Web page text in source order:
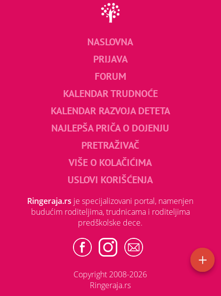
NASLOVNA
PRIJAVA
FORUM
KALENDAR TRUDNOĆE
KALENDAR RAZVOJA DETETA
NAJLEPŠA PRIČA O DOJENJU
PRETRAŽIVAČ
VIŠE O KOLAČIĆIMA
USLOVI KORIŠĆENJA
Ringeraja.rs je specijalizovani portal, namenjen
budućim roditeljima, trudnicama i roditeljima
predškolske dece.
Copyright 2008-2026
Ringeraja.rs